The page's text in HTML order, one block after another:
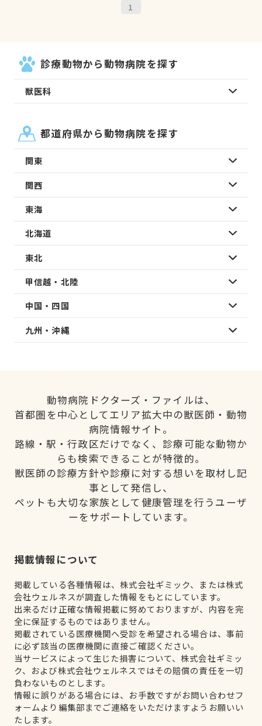
1
診療動物から動物病院を探す
獣医科
都道府県から動物病院を探す
関東
関西
東海
北海道
東北
甲信越・北陸
中国・四国
九州・沖縄
動物病院ドクターズ・ファイルは、
首都圏を中心としてエリア拡大中の獣医師・動物
病院情報サイト。
路線・駅・行政区だけでなく、診療可能な動物か
らも検索できることが特徴的。
獣医師の診療方針や診療に対する想いを取材し記
事として発信し、
ペットも大切な家族として健康管理を行うユーザ
ーをサポートしています。
掲載情報について
掲載している各種情報は、株式会社ギミック、または株式
会社ウェルネスが調査した情報をもとにしています。
出来るだけ正確な情報掲載に努めておりますが、内容を完
全に保証するものではありません。
掲載されている医療機関へ受診を希望される場合は、事前
に必ず該当の医療機関に直接ご確認ください。
当サービスによって生じた損害について、株式会社ギミッ
ク、および株式会社ウェルネスではその賠償の責任を一切
負わないものとします。
情報に誤りがある場合には、お手数ですがお問い合わせフ
ォームより編集部までご連絡をいただけますようお願いい
たします。